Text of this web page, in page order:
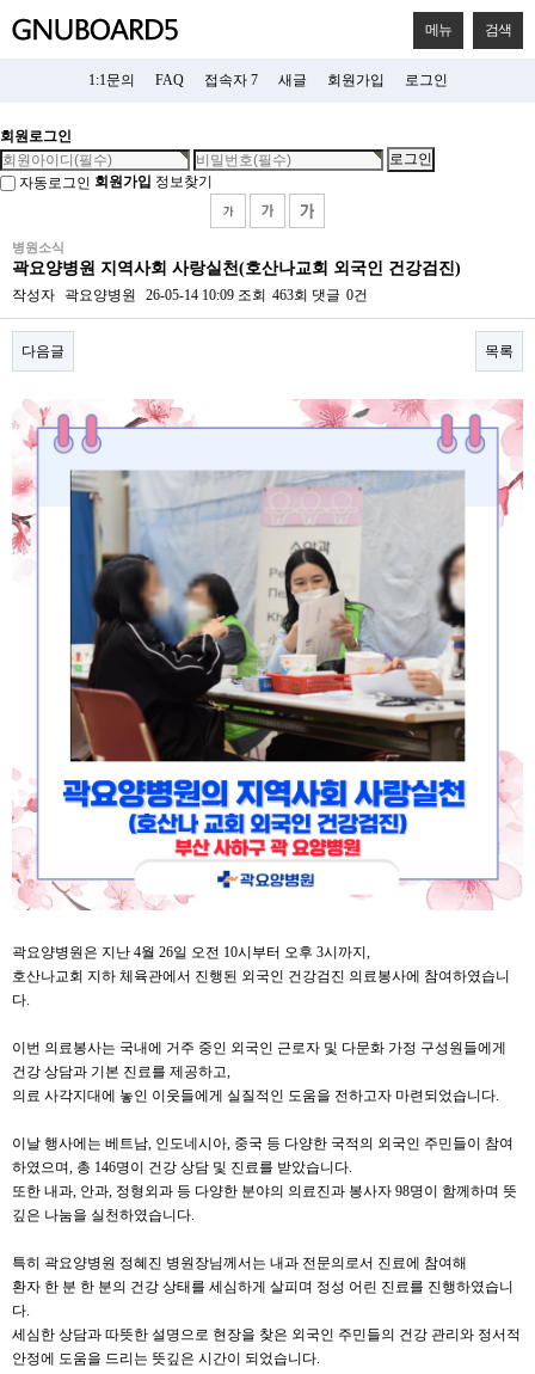
메뉴 검색
1:1문의 FAQ 접속자 7 새글 회원가입 로그인
회원로그인
자동로그인 회원가입 정보찾기
병원소식
곽요양병원 지역사회 사랑실천(호산나교회 외국인 건강검진)
작성자 곽요양병원 26-05-14 10:09 조회 463회 댓글 0건
다음글 목록
본문
곽요양병원은 지난 4월 26일 오전 10시부터 오후 3시까지,
호산나교회 지하 체육관에서 진행된 외국인 건강검진 의료봉사에 참여하였습니
다.
이번 의료봉사는 국내에 거주 중인 외국인 근로자 및 다문화 가정 구성원들에게
건강 상담과 기본 진료를 제공하고,
의료 사각지대에 놓인 이웃들에게 실질적인 도움을 전하고자 마련되었습니다.
이날 행사에는 베트남, 인도네시아, 중국 등 다양한 국적의 외국인 주민들이 참여
하였으며, 총 146명이 건강 상담 및 진료를 받았습니다.
또한 내과, 안과, 정형외과 등 다양한 분야의 의료진과 봉사자 98명이 함께하며 뜻
깊은 나눔을 실천하였습니다.
특히 곽요양병원 정혜진 병원장님께서는 내과 전문의로서 진료에 참여해
환자 한 분 한 분의 건강 상태를 세심하게 살피며 정성 어린 진료를 진행하였습니
다.
세심한 상담과 따뜻한 설명으로 현장을 찾은 외국인 주민들의 건강 관리와 정서적
안정에 도움을 드리는 뜻깊은 시간이 되었습니다.